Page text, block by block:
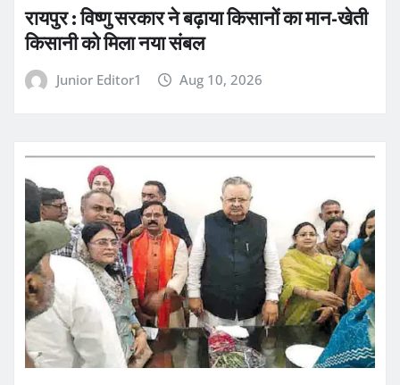
रायपुर : विष्णु सरकार ने बढ़ाया किसानों का मान-खेती
किसानी को मिला नया संबल
Junior Editor1 Aug 10, 2026